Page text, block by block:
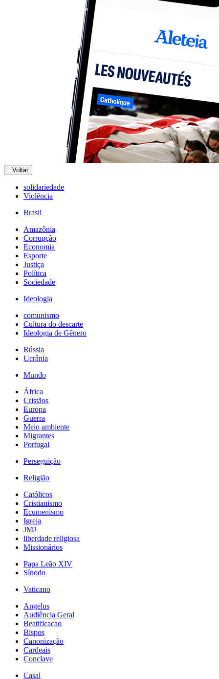
Voltar
solidariedade
Violência
Brasil
Amazônia
Corrupção
Economia
Esporte
Justiça
Política
Sociedade
Ideologia
comunismo
Cultura do descarte
Ideologia de Gênero
Rússia
Ucrânia
Mundo
África
Cristãos
Europa
Guerra
Meio ambiente
Migrantes
Portugal
Perseguição
Religião
Católicos
Cristianismo
Ecumenismo
Igreja
JMJ
liberdade religiosa
Missionários
Papa Leão XIV
Sínodo
Vaticano
Angelus
Audiência Geral
Beatificacao
Bispos
Canonização
Cardeais
Conclave
Casal